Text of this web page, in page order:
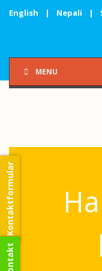
English | Nepali |
MENU
Kontaktformular